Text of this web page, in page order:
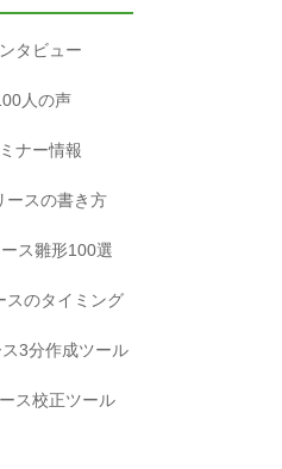
タビュー
人の声
ナー情報
ースの書き方
ス雛形100選
スのタイミング
3分作成ツール
ス校正ツール